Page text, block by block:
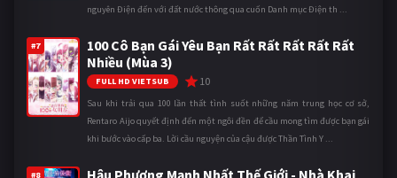
nguyên Điện đến với đất nước thông qua cuốn Danh mục Điện th ...
#7
100 Cô Bạn Gái Yêu Bạn Rất Rất Rất Rất Rất
Nhiều (Mùa 3)
FULL HD VIETSUB 10
Sau khi trải qua 100 lần thất tình suốt những năm trung học cơ sở,
Rentaro Aijo quyết định đến một ngôi đền để cầu mong tìm được bạn gái
khi bước vào cấp ba. Lời cầu nguyện của cậu được Thần Tình Y ...
#8
Hậu Phương Mạnh Nhất Thế Giới - Nhà Khai